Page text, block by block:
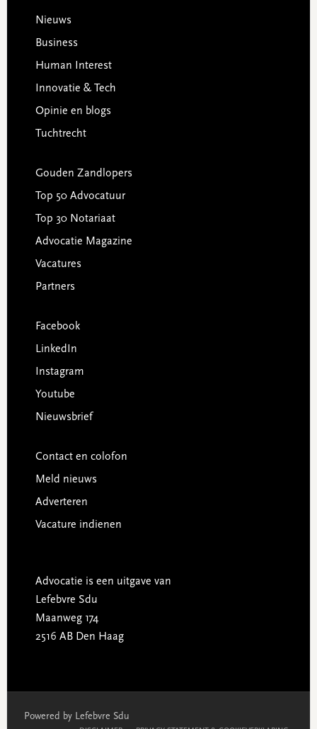
Footer
Nieuws
Business
Human Interest
Innovatie & Tech
Opinie en blogs
Tuchtrecht
Gouden Zandlopers
Top 50 Advocatuur
Top 30 Notariaat
Advocatie Magazine
Vacatures
Partners
Facebook
LinkedIn
Instagram
Youtube
Nieuwsbrief
Contact en colofon
Meld nieuws
Adverteren
Vacature indienen
Advocatie is een uitgave van
Lefebvre Sdu
Maanweg 174
2516 AB Den Haag
Powered by Lefebvre Sdu